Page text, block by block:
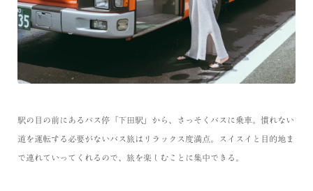
駅の目の前にあるバス停「下田駅」から、さっそくバスに乗車。慣れない
道を運転する必要がないバス旅はリラックス度満点。スイスイと目的地ま
で連れていってくれるので、旅を楽しむことに集中できる。